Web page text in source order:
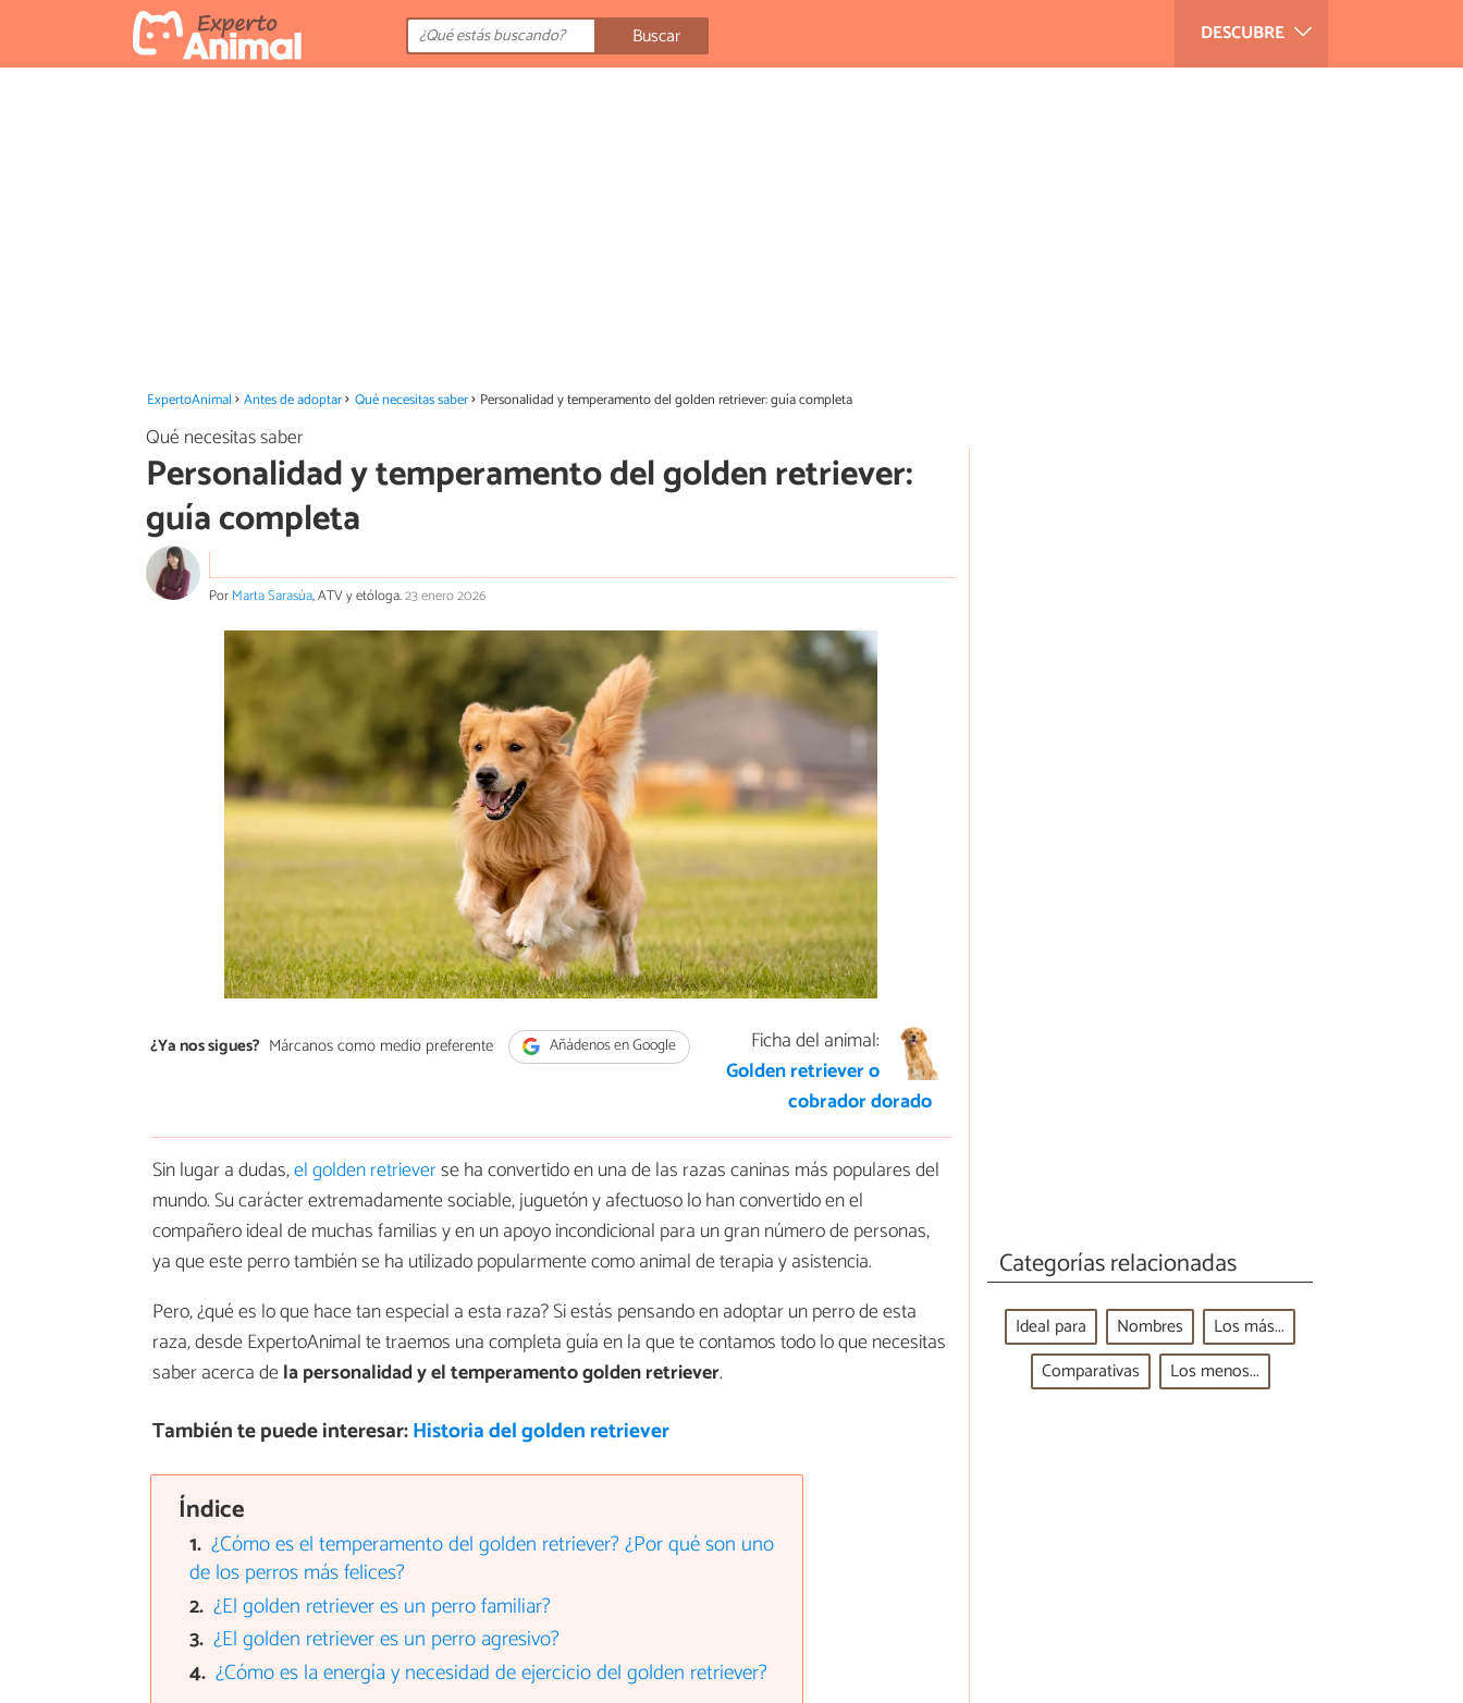
DESCUBRE
Buscar
ExpertoAnimal Antes de adoptar Qué necesitas saber Personalidad y temperamento del golden retriever: guía completa
Qué necesitas saber
Personalidad y temperamento del golden retriever:
guía completa
PorMarta Sarasúa, ATV y etóloga.23 enero 2026
¿Ya nos sigues? Márcanos como medio preferente Añádenos en Google
Ficha del animal:
Golden retriever o
cobrador dorado
Sin lugar a dudas,el golden retrieverse ha convertido en una de las razas caninas más populares del
mundo. Su carácter extremadamente sociable, juguetón y afectuoso lo han convertido en el
compañero ideal de muchas familias y en un apoyo incondicional para un gran número de personas,
ya que este perro también se ha utilizado popularmente como animal de terapia y asistencia.
Pero, ¿qué es lo que hace tan especial a esta raza? Si estás pensando en adoptar un perro de esta
raza, desde ExpertoAnimal te traemos una completa guía en la que te contamos todo lo que necesitas
saber acerca dela personalidad y el temperamento golden retriever.
También te puede interesar:Historia del golden retriever
Índice
¿Cómo es el temperamento del golden retriever? ¿Por qué son uno
de los perros más felices?
¿El golden retriever es un perro familiar?
¿El golden retriever es un perro agresivo?
¿Cómo es la energía y necesidad de ejercicio del golden retriever?
Categorías relacionadas
Ideal para Nombres
Los más...
Comparativas
Los menos...